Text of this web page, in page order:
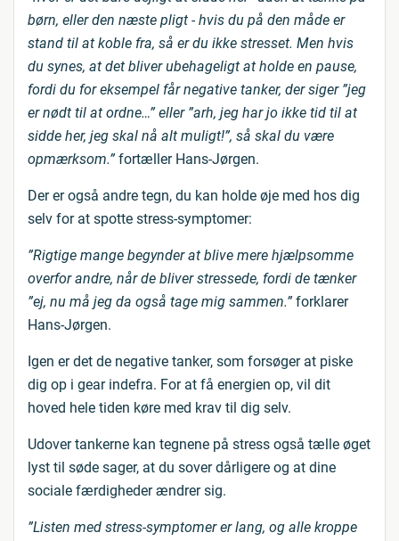
børn, eller den næste pligt - hvis du på den måde er
stand til at koble fra, så er du ikke stresset. Men hvis
du synes, at det bliver ubehageligt at holde en pause,
fordi du for eksempel får negative tanker, der siger ”jeg
er nødt til at ordne…” eller ”arh, jeg har jo ikke tid til at
sidde her, jeg skal nå alt muligt!”, så skal du være
opmærksom.” fortæller Hans-Jørgen.
Der er også andre tegn, du kan holde øje med hos dig
selv for at spotte stress-symptomer:
”Rigtige mange begynder at blive mere hjælpsomme
overfor andre, når de bliver stressede, fordi de tænker
”ej, nu må jeg da også tage mig sammen.” forklarer
Hans-Jørgen.
Igen er det de negative tanker, som forsøger at piske
dig op i gear indefra. For at få energien op, vil dit
hoved hele tiden køre med krav til dig selv.
Udover tankerne kan tegnene på stress også tælle øget
lyst til søde sager, at du sover dårligere og at dine
sociale færdigheder ændrer sig.
”Listen med stress-symptomer er lang, og alle kroppe